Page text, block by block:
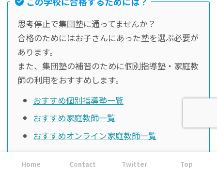
思考停止で集団塾に通ってませんか？
合格のためにはお子さんにあった塾を選ぶ必要が
あります。
また、集団塾の補習のために個別指導塾・家庭教
師の利用をおすすめします。
おすすめ個別指導塾一覧
おすすめ家庭教師一覧
おすすめオンライン家庭教師一覧
まずは一度、無料体験を利用してみてください
Home Contact Twitter Top